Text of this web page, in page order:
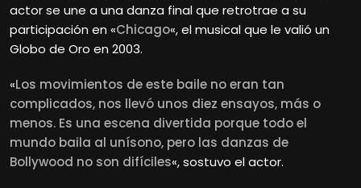
actor se une a una danza final que retrotrae a su
participación en «Chicago«, el musical que le valió un
Globo de Oro en 2003.
«Los movimientos de este baile no eran tan
complicados, nos llevó unos diez ensayos, más o
menos. Es una escena divertida porque todo el
mundo baila al unísono, pero las danzas de
Bollywood no son difíciles«, sostuvo el actor.